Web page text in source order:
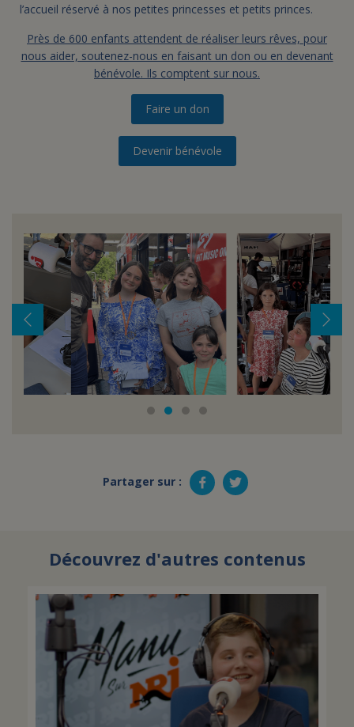
l’accueil réservé à nos petites princesses et petits princes.
Près de 600 enfants attendent de réaliser leurs rêves, pour
nous aider, soutenez-nous en faisant un don ou en devenant
bénévole. Ils comptent sur nous.
Faire un don
Devenir bénévole
Partager sur :
Découvrez d'autres contenus